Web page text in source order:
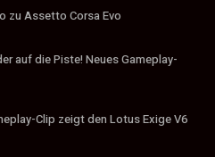
zu Assetto Corsa Evo
auf die Piste! Neues Gameplay-
Clip zeigt den Lotus Exige V6